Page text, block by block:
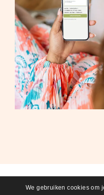
We gebruiken cookies om